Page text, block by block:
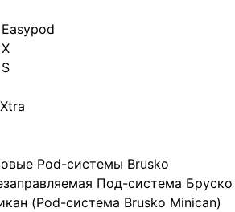
Pod-системы Brusko
Под-система Бруско
(Pod-система Brusko Minican)